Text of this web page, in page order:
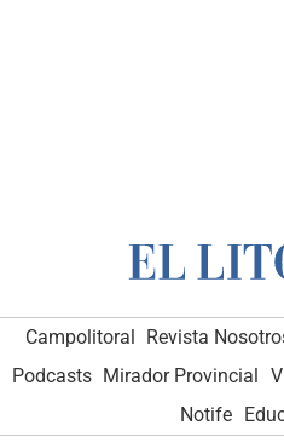
Campolitoral Revista
Podcasts Mirador Provincial
Notife